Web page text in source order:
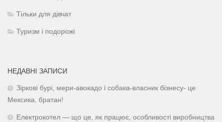
Тільки для дівчат
Туризм і подорожі
НЕДАВНІ ЗАПИСИ
Зіркові бурі, мери-авокадо і собака-власник бізнесу- це
Мексика, братан!
Електрокотел — що це, як працює, особливості виробництва